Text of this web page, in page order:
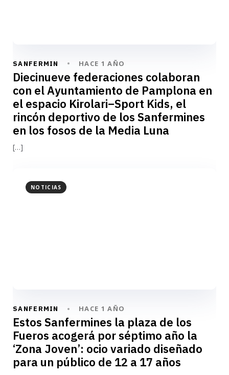
SANFERMIN HACE 1 AÑO
Diecinueve federaciones colaboran
con el Ayuntamiento de Pamplona en
el espacio Kirolari–Sport Kids, el
rincón deportivo de los Sanfermines
en los fosos de la Media Luna
[…]
NOTICIAS
SANFERMIN HACE 1 AÑO
Estos Sanfermines la plaza de los
Fueros acogerá por séptimo año la
‘Zona Joven’: ocio variado diseñado
para un público de 12 a 17 años